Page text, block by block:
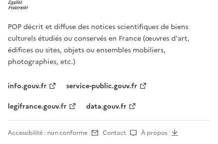
POP décrit et diffuse des notices scientifiques de biens
culturels étudiés ou conservés en France (œuvres d'art,
édifices ou sites, objets ou ensembles mobiliers,
photographies, etc.)
info.gouv.fr
service-public.gouv.fr
legifrance.gouv.fr
data.gouv.fr
Accessibilité : non conforme Contact À propos